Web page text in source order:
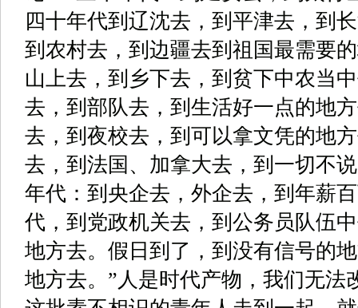
四十年代到辽沈去，到平津去，到
到农村去，到边疆去到祖国最需要
山上去，到乡下去，到贫下中农当
去，到部队去，到生活好一点的地
去，到夜校去，到可以拿文凭的地
去，到法国、加拿大去，到一切不
年代：到央企去，外企去，到年薪
代，到党政机关去，到公务员队伍
地方去。假日到了，到没有信号的
地方去。 ”人是时代产物，我们无法